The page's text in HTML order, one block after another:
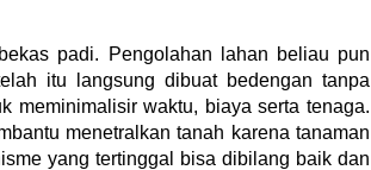
padi. Pengolahan lahan beliau pun
itu langsung dibuat bedengan tanpa
meminimalisir waktu, biaya serta tenaga.
menetralkan tanah karena tanaman
yang tertinggal bisa dibilang baik dan